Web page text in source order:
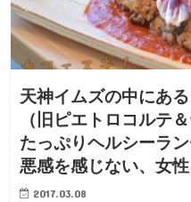
天神イムズの中にあ
（旧ピエトロコルテ
たっぷりヘルシーラ
悪感を感じない、女
2017.03.08